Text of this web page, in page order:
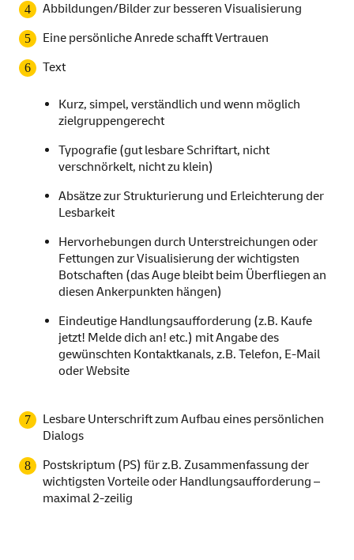
Abbildungen/Bilder zur besseren Visualisierung
Eine persönliche Anrede schafft Vertrauen
Text
Kurz, simpel, verständlich und wenn möglich
zielgruppengerecht
Typografie (gut lesbare Schriftart, nicht
verschnörkelt, nicht zu klein)
Absätze zur Strukturierung und Erleichterung der
Lesbarkeit
Hervorhebungen durch Unterstreichungen oder
Fettungen zur Visualisierung der wichtigsten
Botschaften (das Auge bleibt beim Überfliegen an
diesen Ankerpunkten hängen)
Eindeutige Handlungsaufforderung (z.B. Kaufe
jetzt! Melde dich an! etc.) mit Angabe des
gewünschten Kontaktkanals, z.B. Telefon, E-Mail
oder Website
Lesbare Unterschrift zum Aufbau eines persönlichen
Dialogs
Postskriptum (PS) für z.B. Zusammenfassung der
wichtigsten Vorteile oder Handlungsaufforderung –
maximal 2-zeilig